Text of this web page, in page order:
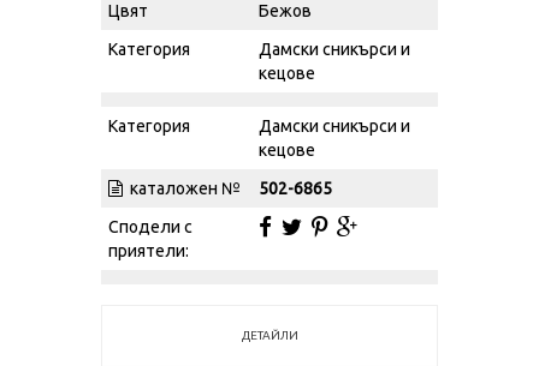
Цвят
Бежов
Категория
Дамски сникърси и
кецове
Категория
Дамски сникърси и
кецове
каталожен №
502-6865
Сподели с
приятели:
ДЕТАЙЛИ